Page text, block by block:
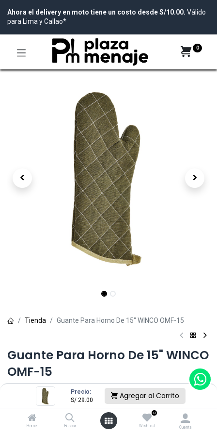
Precio:
S/ 29.00 Agregar al Carrito
Home Buscar
0
Wishlist Cuenta
Ahora el delivery en moto tiene un costo desde S/10.00. Válido
para Lima y Callao*
0
Tienda Guante Para Horno De 15" WINCO OMF-15
Guante Para Horno De 15" WINCO
OMF-15
(0 reseña)
29.00